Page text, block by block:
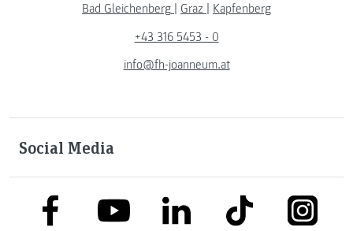
Bad Gleichenberg
Graz
Kapfenberg
+43 316 5453 - 0
info@fh-joanneum.at
Social Media
link to facebooklink to youtubelink to linkedinlink to tiktok